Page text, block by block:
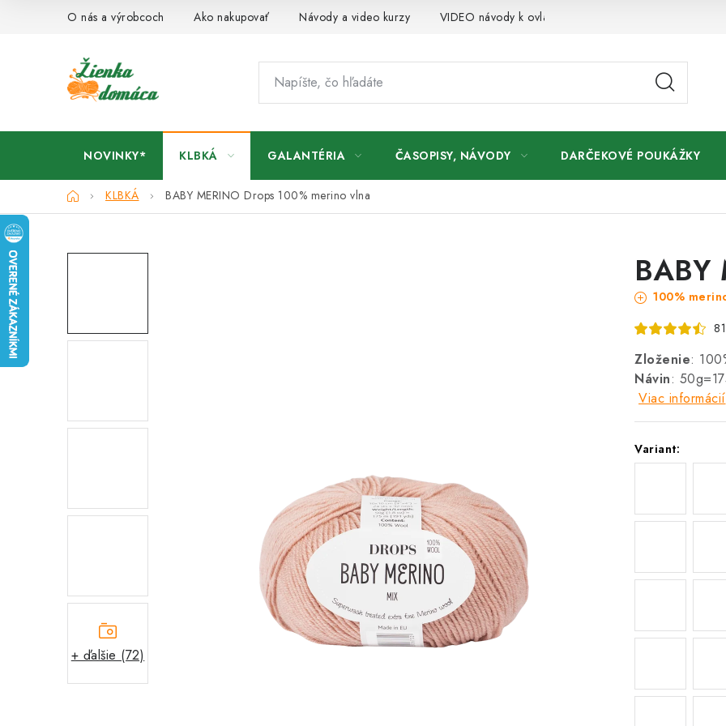
O nás a výrobcoch Ako nakupovať Návody a video kurzy VIDEO návody k ovládaniu e-shopu
NOVINKY* KLBKÁ GALANTÉRIA ČASOPISY, NÁVODY DARČEKOVÉ POUKÁŽKY
DomovKLBKÁ BABY MERINO Drops 100% merino vlna
+ ďalšie (72)
BABY
100%
Zloženie:
Návin:
Viac informácií
Variant: